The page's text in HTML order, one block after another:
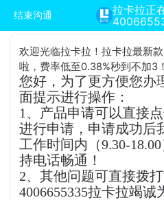
结束沟通
拉卡拉正
欢迎光临拉卡拉！拉卡拉最新
啦，费率低至0.38%秒到不加3！
您好，为了更方便您办
面提示进行操作：
1、产品申请可以直接
进行申请，申请成功后
工作时间内（9.30-
持电话畅通！
2、其他问题可直接拨打
4006655335拉卡拉竭诚